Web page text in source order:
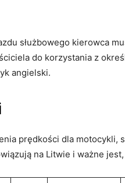
służbowego kierowca
do korzystania z
angielski.
prędkości dla motocykli,
na Litwie i ważne